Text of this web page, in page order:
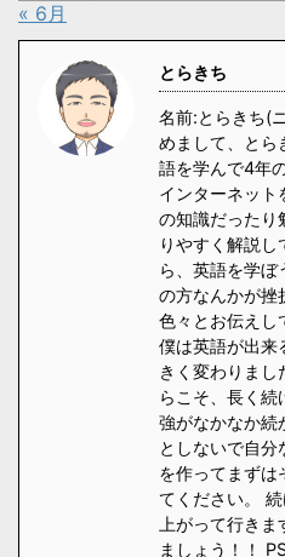
« 6月
とらきち
名前:とらきち(
めまして、とら
語を学んで4年
インターネット
の知識だったり
りやすく解説
ら、英語を学
の方なんかが挫
色々とお伝えし
僕は英語が出来
きく変わりま
らこそ、長く
強がなかなか続
としないで自分
を作ってまずは
てください。
上がって行き
ましょう！！